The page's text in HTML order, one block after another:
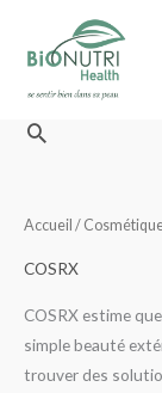
contenu
Rechercher
Accueil /
COSRX
COSRX estime
simple beauté
trouver des